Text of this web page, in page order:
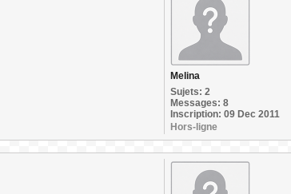
Melina
Sujets: 2
Messages: 8
Inscription: 09 Dec 2011
Hors-ligne